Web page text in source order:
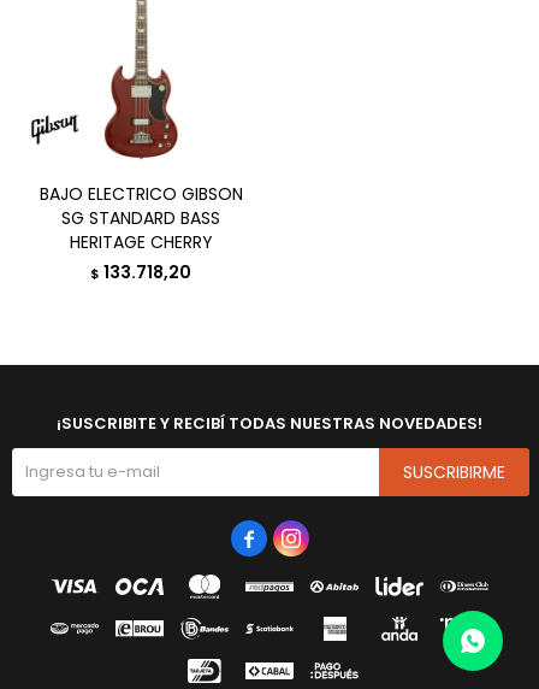
BAJO ELECTRICO GIBSON
SG STANDARD BASS
HERITAGE CHERRY
$ 133.718,20
¡SUSCRIBITE Y RECIBÍ TODAS NUESTRAS NOVEDADES!
SUSCRIBIRME
 